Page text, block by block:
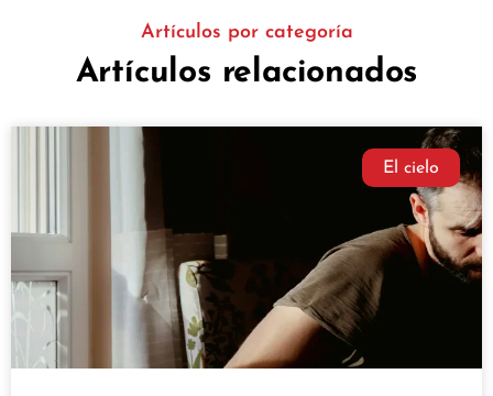
Artículos por categoría
Artículos relacionados
El cielo